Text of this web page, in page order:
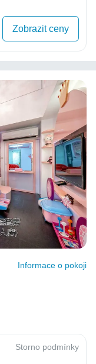
Zobrazit ceny
Informace o pokoji
Storno podmínky